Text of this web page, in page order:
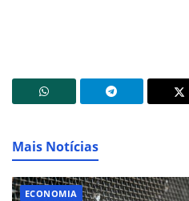
Mais Notícias
ECONOMIA